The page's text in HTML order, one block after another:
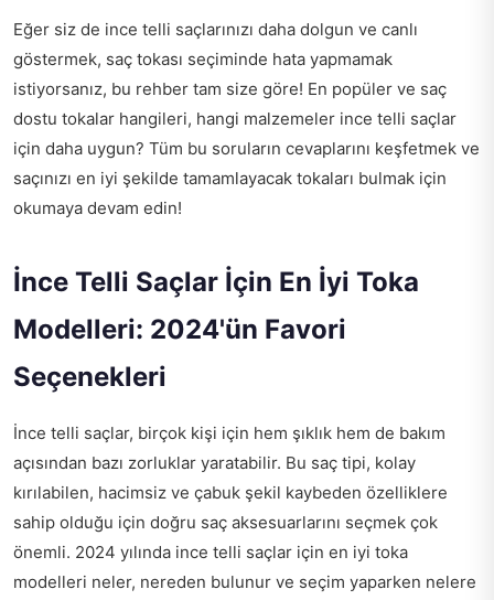
Eğer siz de ince telli saçlarınızı daha dolgun ve canlı
göstermek, saç tokası seçiminde hata yapmamak
istiyorsanız, bu rehber tam size göre! En popüler ve saç
dostu tokalar hangileri, hangi malzemeler ince telli saçlar
için daha uygun? Tüm bu soruların cevaplarını keşfetmek ve
saçınızı en iyi şekilde tamamlayacak tokaları bulmak için
okumaya devam edin!
İnce Telli Saçlar İçin En İyi Toka
Modelleri: 2024'ün Favori
Seçenekleri
İnce telli saçlar, birçok kişi için hem şıklık hem de bakım
açısından bazı zorluklar yaratabilir. Bu saç tipi, kolay
kırılabilen, hacimsiz ve çabuk şekil kaybeden özelliklere
sahip olduğu için doğru saç aksesuarlarını seçmek çok
önemli. 2024 yılında ince telli saçlar için en iyi toka
modelleri neler, nereden bulunur ve seçim yaparken nelere